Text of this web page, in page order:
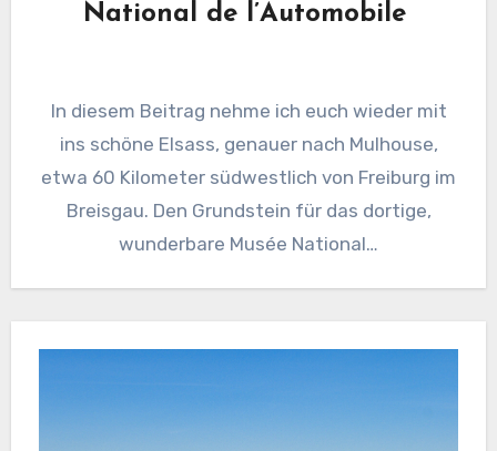
National de l’Automobile
In diesem Beitrag nehme ich euch wieder mit
ins schöne Elsass, genauer nach Mulhouse,
etwa 60 Kilometer südwestlich von Freiburg im
Breisgau. Den Grundstein für das dortige,
wunderbare Musée National…